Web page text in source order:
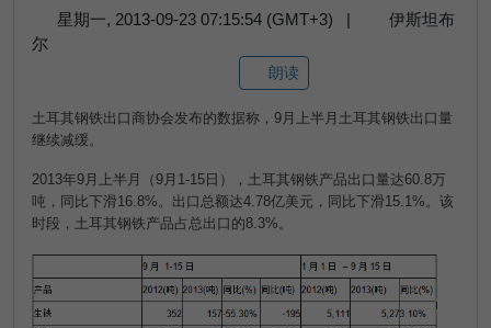
星期一, 2013-09-23 07:15:54 (GMT+3) |
伊斯坦布
尔
朗读
土耳其钢铁出口商协会发布的数据称， 9月上半月土耳其钢铁出口量
继续减缓。
2013年9月上半月（9月 1-15 日），土耳其钢铁产品出口量达60.8万
吨，同比下滑16.8%。出口总额达4.78亿美元，同比下滑15.1%。该
时段，土耳其钢铁产品占总出口的8.3%。